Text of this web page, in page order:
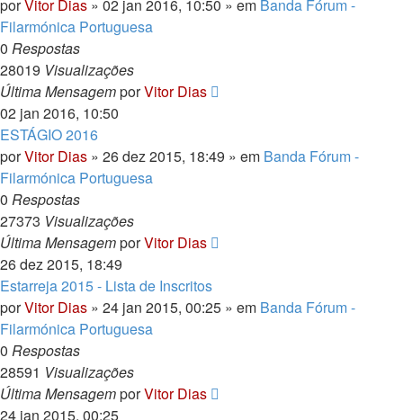
porVitor Dias » 02 jan 2016, 10:50 » em Banda Fórum -
Filarmónica Portuguesa
0 Respostas
28019 Visualizações
Última MensagemporVitor Dias
02 jan 2016, 10:50
ESTÁGIO 2016
porVitor Dias » 26 dez 2015, 18:49 » em Banda Fórum -
Filarmónica Portuguesa
0 Respostas
27373 Visualizações
Última MensagemporVitor Dias
26 dez 2015, 18:49
Estarreja 2015 - Lista de Inscritos
porVitor Dias » 24 jan 2015, 00:25 » em Banda Fórum -
Filarmónica Portuguesa
0 Respostas
28591 Visualizações
Última MensagemporVitor Dias
24 jan 2015, 00:25